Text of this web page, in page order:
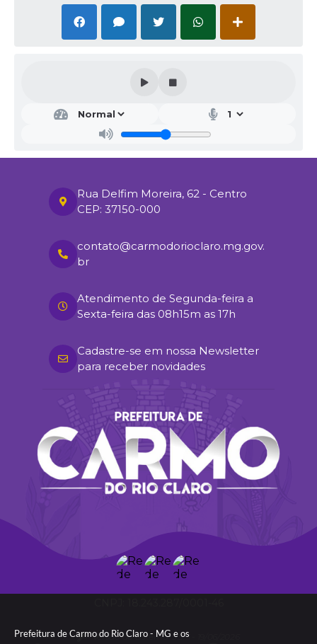
Prefeitura de Carmo do Rio Claro - MG e os
Rua Delfim Moreira, 62 - Centro
CEP: 37150-000
contato@carmodorioclaro.mg.gov.
br
Atendimento de Segunda-feira a
Sexta-feira das 08h15m as 17h
Cadastre-se em nossa Newsletter
para receber novidades
Versão do Sistema: 3.5.3 - 19/06/2026